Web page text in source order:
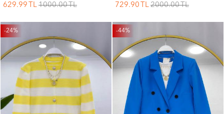
629.99 TL 1000.00TL 729.90 TL 2000.00TL
-24% -44%